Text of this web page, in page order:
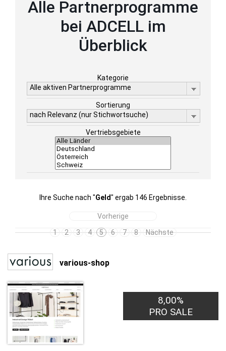
Alle Partnerprogramme
bei ADCELL im
Überblick
Kategorie
Alle aktiven Partnerprogramme
Sortierung
nach Relevanz (nur Stichwortsuche)
Vertriebsgebiete
Ihre Suche nach "Geld" ergab 146 Ergebnisse.
Vorherige
1
2 3 4 5 6 7 8 Nächste
various-shop
8,00%
PRO SALE